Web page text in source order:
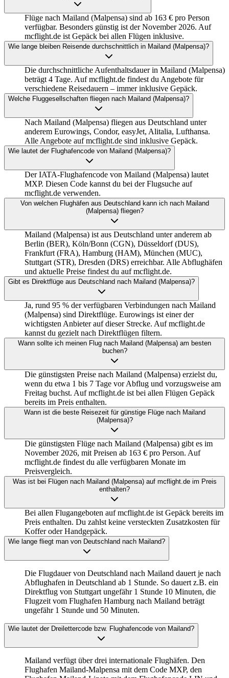
Flüge nach Mailand (Malpensa) sind ab 163 € pro Person
verfügbar. Besonders günstig ist der November 2026. Auf
mcflight.de ist Gepäck bei allen Flügen inklusive.
Wie lange bleiben Reisende durchschnittlich in Mailand (Malpensa)?
Die durchschnittliche Aufenthaltsdauer in Mailand (Malpensa)
beträgt 4 Tage. Auf mcflight.de findest du Angebote für
verschiedene Reisedauern – immer inklusive Gepäck.
Welche Fluggesellschaften fliegen nach Mailand (Malpensa)?
Nach Mailand (Malpensa) fliegen aus Deutschland unter
anderem Eurowings, Condor, easyJet, Alitalia, Lufthansa.
Alle Angebote auf mcflight.de sind inklusive Gepäck.
Wie lautet der Flughafencode von Mailand (Malpensa)?
Der IATA-Flughafencode von Mailand (Malpensa) lautet
MXP. Diesen Code kannst du bei der Flugsuche auf
mcflight.de verwenden.
Von welchen Flughäfen aus Deutschland kann ich nach Mailand
(Malpensa) fliegen?
Mailand (Malpensa) ist aus Deutschland unter anderem ab
Berlin (BER), Köln/Bonn (CGN), Düsseldorf (DUS),
Frankfurt (FRA), Hamburg (HAM), München (MUC),
Stuttgart (STR), Dresden (DRS) erreichbar. Alle Abflughäfen
und aktuelle Preise findest du auf mcflight.de.
Gibt es Direktflüge aus Deutschland nach Mailand (Malpensa)?
Ja, rund 95 % der verfügbaren Verbindungen nach Mailand
(Malpensa) sind Direktflüge. Eurowings ist einer der
wichtigsten Anbieter auf dieser Strecke. Auf mcflight.de
kannst du gezielt nach Direktflügen filtern.
Wann sollte ich meinen Flug nach Mailand (Malpensa) am besten
buchen?
Die günstigsten Preise nach Mailand (Malpensa) erzielst du,
wenn du etwa 1 bis 7 Tage vor Abflug und vorzugsweise am
Freitag buchst. Auf mcflight.de ist bei allen Flügen Gepäck
bereits im Preis enthalten.
Wann ist die beste Reisezeit für günstige Flüge nach Mailand
(Malpensa)?
Die günstigsten Flüge nach Mailand (Malpensa) gibt es im
November 2026, mit Preisen ab 163 € pro Person. Auf
mcflight.de findest du alle verfügbaren Monate im
Preisvergleich.
Was ist bei Flügen nach Mailand (Malpensa) auf mcflight.de im Preis
enthalten?
Bei allen Flugangeboten auf mcflight.de ist Gepäck bereits im
Preis enthalten. Du zahlst keine versteckten Zusatzkosten für
Koffer oder Handgepäck.
Wie lange fliegt man von Deutschland nach Mailand?
Die Flugdauer von Deutschland nach Mailand dauert je nach
Abflughafen in Deutschland ab 1 Stunde. So dauert z.B. ein
Direktflug von Stuttgart ungefähr 1 Stunde 10 Minuten, die
Flugzeit vom Flughafen Hamburg nach Mailand beträgt
ungefähr 1 Stunde und 50 Minuten.
Wie lautet der Dreilettercode bzw. Flughafencode von Mailand?
Mailand verfügt über drei internationale Flughäfen. Den
Flughafen Mailand-Malpensa mit dem Code MXP, den